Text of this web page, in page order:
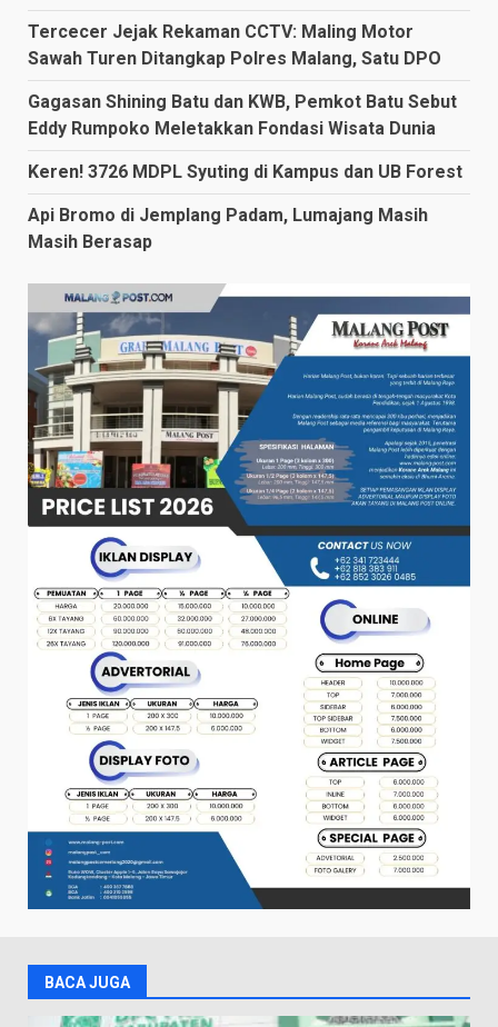
Tercecer Jejak Rekaman CCTV: Maling Motor
Sawah Turen Ditangkap Polres Malang, Satu DPO
Gagasan Shining Batu dan KWB, Pemkot Batu Sebut
Eddy Rumpoko Meletakkan Fondasi Wisata Dunia
Keren! 3726 MDPL Syuting di Kampus dan UB Forest
Api Bromo di Jemplang Padam, Lumajang Masih
Masih Berasap
BACA JUGA